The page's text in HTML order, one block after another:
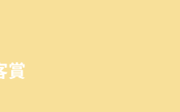
賞